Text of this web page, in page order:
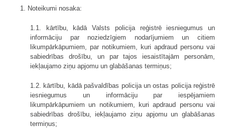
1. Noteikumi nosaka:
1.1. kārtību, kādā Valsts policija reģistrē iesniegumus un
informāciju par noziedzīgiem nodarījumiem un citiem
likumpārkāpumiem, par notikumiem, kuri apdraud personu vai
sabiedrības drošību, un par tajos iesaistītajām personām,
iekļaujamo ziņu apjomu un glabāšanas termiņus;
1.2. kārtību, kādā pašvaldības policija un ostas policija reģistrē
iesniegumus un informāciju par iespējamiem
likumpārkāpumiem un notikumiem, kuri apdraud personu vai
sabiedrības drošību, iekļaujamo ziņu apjomu un glabāšanas
termiņus;